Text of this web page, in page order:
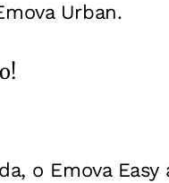
Urban.
o Emova